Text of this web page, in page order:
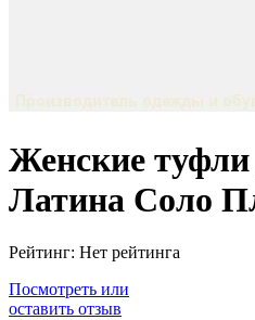
Женские туфли
Латина Соло
Рейтинг: Нет рейтинга
Посмотреть или
оставить отзыв